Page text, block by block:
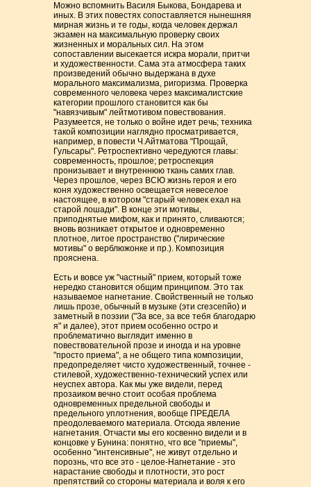
Можно вспомнить Василя Быкова, Бондарева и
иных. В этих повестях сопоставляется нынешняя
мирная жизнь и те годы, когда человек держал
экзамен на максимальную проверку своих
жизненных и моральных сил. На этом
сопоставлении высекается искра морали, притчи
и художественности. Сама эта атмосфера таких
произведений обычно выдержана в духе
морального максимализма, ригоризма. Проверка
современного человека через максималистские
категории прошлого становится как бы
"навязчивым" лейтмотивом повествования.
Разумеется, не только о войне идет речь; техника
такой композиции наглядно просматривается,
например, в повести Ч.Айтматова "Прощай,
Гульсары". Ретроспективно чередуются главы:
современность, прошлое; ретроспекция
пронизывает и внутреннюю ткань самих глав.
Через прошлое, через ВСЮ жизнь героя и его
коня художественно освещается невеселое
настоящее, в котором "старый человек ехал на
старой лошади". В конце эти мотивы,
приподнятые мифом, как и принято, сливаются;
вновь возникает открытое и одновременно
плотное, литое пространство ("лирические
мотивы" о верблюжонке и пр.). Композиция
прояснена.
Есть и вовсе уж "частный" прием, который тоже
нередко становится общим принципом. Это так
называемое нагнетание. Свойственный не только
лишь прозе, обычный в музыке (эти сгезсепйо) и
заметный в поэзии ("За все, за все тебя благодарю
я" и далее), этот прием особенно остро и
проблематично выглядит именно в
повествовательной прозе и иногда и на уровне
"просто приема", а не общего типа композиции,
предопределяет чисто художественный, точнее -
стилевой, художественно-технический успех или
неуспех автора. Как мы уже видели, перед
прозаиком вечно стоит особая проблема
одновременных предельной свободы и
предельного уплотнения, вообще ПРЕДЕЛА
преодолеваемого материала. Отсюда явление
нагнетания. Отчасти мы его косвенно видели и в
концовке у Бунина: понятно, что все "приемы",
особенно "интенсивные", не живут отдельно и
порознь, что все это - целое-Нагнетание - это
нарастание свободы и плотности, это рост
препятствий со стороны материала и воля к его